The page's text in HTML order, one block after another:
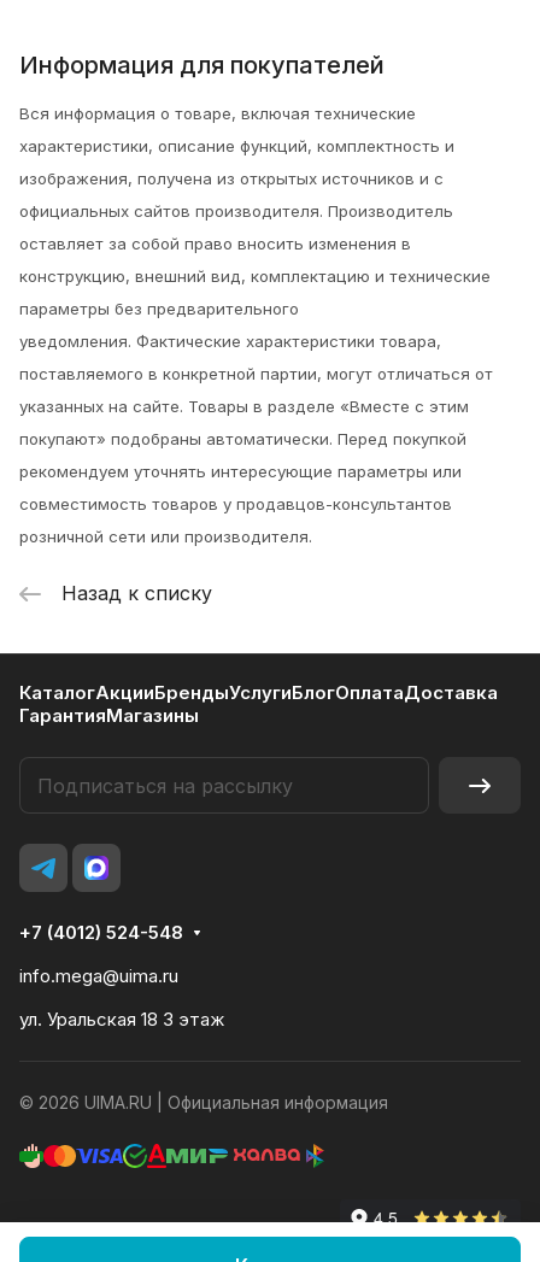
Информация для покупателей
Вся информация о товаре, включая технические
характеристики, описание функций, комплектность и
изображения, получена из открытых источников и с
официальных сайтов производителя. Производитель
оставляет за собой право вносить изменения в
конструкцию, внешний вид, комплектацию и технические
параметры без предварительного
уведомления. Фактические характеристики товара,
поставляемого в конкретной партии, могут отличаться от
указанных на сайте. Товары в разделе «Вместе с этим
покупают» подобраны автоматически. Перед покупкой
рекомендуем уточнять интересующие параметры или
совместимость товаров у продавцов-консультантов
розничной сети или производителя.
Назад к списку
КаталогАкцииБрендыУслугиБлогОплатаДоставка
ГарантияМагазины
+7 (4012) 524-548
info.mega@uima.ru
ул. Уральская 18 3 этаж
© 2026 UIMA.RU | Официальная информация
Конфиденциальность Оферта